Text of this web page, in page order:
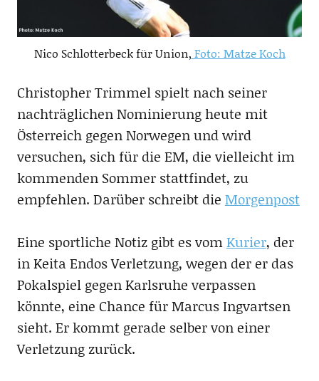
Nico Schlotterbeck für Union, Foto: Matze Koch
Christopher Trimmel spielt nach seiner
nachträglichen Nominierung heute mit
Österreich gegen Norwegen und wird
versuchen, sich für die EM, die vielleicht im
kommenden Sommer stattfindet, zu
empfehlen. Darüber schreibt die Morgenpost
Eine sportliche Notiz gibt es vomKurier, der
in Keita Endos Verletzung, wegen der er das
Pokalspiel gegen Karlsruhe verpassen
könnte, eine Chance für Marcus Ingvartsen
sieht. Er kommt gerade selber von einer
Verletzung zurück.